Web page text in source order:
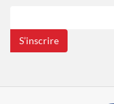
S’inscrire